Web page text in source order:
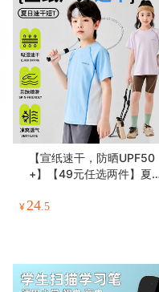
【宣纸速干，防晒UPF50
+】【49元任选两件】夏
童防晒吸湿排汗运动短袖
¥24.5